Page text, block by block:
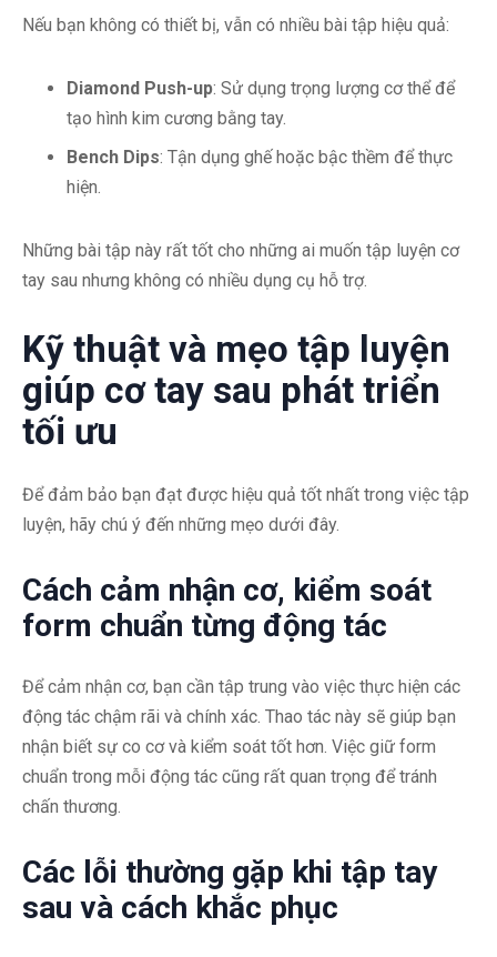
Nếu bạn không có thiết bị, vẫn có nhiều bài tập hiệu quả:
Diamond Push-up: Sử dụng trọng lượng cơ thể để
tạo hình kim cương bằng tay.
Bench Dips: Tận dụng ghế hoặc bậc thềm để thực
hiện.
Những bài tập này rất tốt cho những ai muốn tập luyện cơ
tay sau nhưng không có nhiều dụng cụ hỗ trợ.
Kỹ thuật và mẹo tập luyện
giúp cơ tay sau phát triển
tối ưu
Để đảm bảo bạn đạt được hiệu quả tốt nhất trong việc tập
luyện, hãy chú ý đến những mẹo dưới đây.
Cách cảm nhận cơ, kiểm soát
form chuẩn từng động tác
Để cảm nhận cơ, bạn cần tập trung vào việc thực hiện các
động tác chậm rãi và chính xác. Thao tác này sẽ giúp bạn
nhận biết sự co cơ và kiểm soát tốt hơn. Việc giữ form
chuẩn trong mỗi động tác cũng rất quan trọng để tránh
chấn thương.
Các lỗi thường gặp khi tập tay
sau và cách khắc phục